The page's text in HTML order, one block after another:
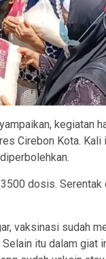
kegiatan
Cirebon Kota.
dosis.
vaksinasi sudah
itu dalam giat